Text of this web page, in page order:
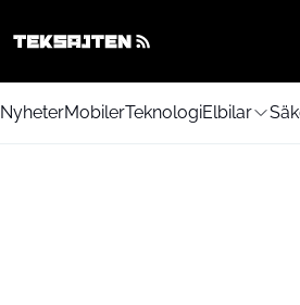
NyheterMobilerTeknologiElbilar